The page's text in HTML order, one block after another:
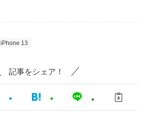
iPhone 13
記事をシェア！